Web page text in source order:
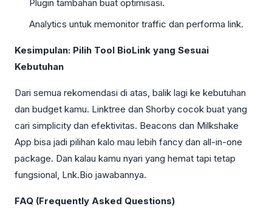
Plugin tambahan buat optimisasi.
Analytics untuk memonitor traffic dan performa link.
Kesimpulan: Pilih Tool BioLink yang Sesuai
Kebutuhan
Dari semua rekomendasi di atas, balik lagi ke kebutuhan
dan budget kamu. Linktree dan Shorby cocok buat yang
cari simplicity dan efektivitas. Beacons dan Milkshake
App bisa jadi pilihan kalo mau lebih fancy dan all-in-one
package. Dan kalau kamu nyari yang hemat tapi tetap
fungsional, Lnk.Bio jawabannya.
FAQ (Frequently Asked Questions)